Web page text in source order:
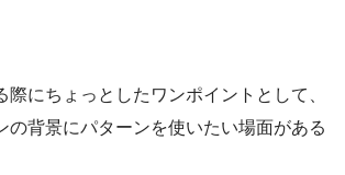
際にちょっとしたワンポイントとして、
の背景にパターンを使いたい場面がある